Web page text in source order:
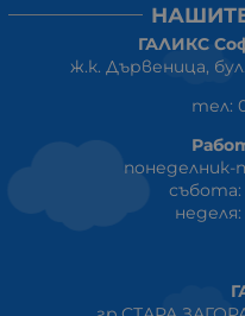
ГАЛИКС
ж.к. Дървеница,
тел:
понеделник-
събота: